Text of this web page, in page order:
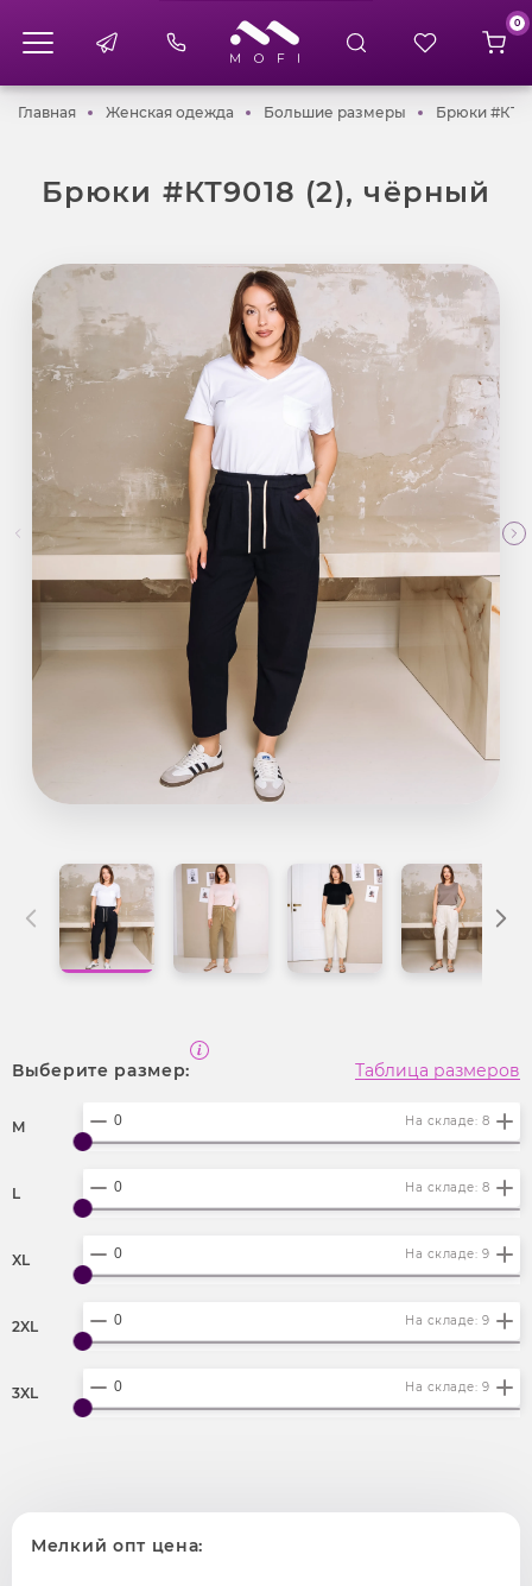
0
ГлавнаяГлавнаяЖенская одежда Женская одежда
Большие размеры Большие
Брюки
Брюки #КТ9018 (2), чёрный
Выберите размер: Таблица размеров
M На складе: 8
L На складе: 8
XL На складе: 9
2XL На складе: 9
3XL На складе: 9
Мелкий опт цена: